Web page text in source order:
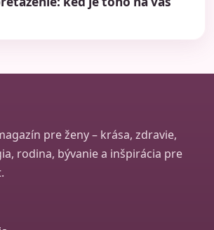
pre ženy – krása, zdravie,
rodina, bývanie a inšpirácia pre